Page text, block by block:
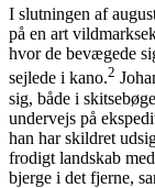
I slutningen af
på en art
hvor de bevægede
sejlede i kano.2
sig, både i
undervejs på
han har skildret
frodigt landskab
bjerge i det fjerne,